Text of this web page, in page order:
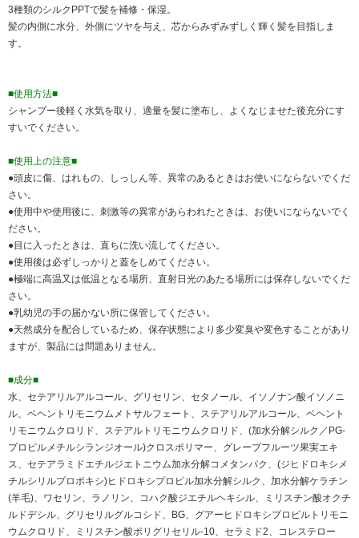
3種類のシルクPPTで髪を補修・保湿。
髪の内側に水分、外側にツヤを与え、芯からみずみずしく輝く髪を目指しま
す。
■使用方法■
シャンプー後軽く水気を取り、適量を髪に塗布し、よくなじませた後充分にす
すいでください。
■使用上の注意■
●頭皮に傷、はれもの、しっしん等、異常のあるときはお使いにならないでくだ
さい。
●使用中や使用後に、刺激等の異常があらわれたときは、お使いにならないでく
ださい。
●目に入ったときは、直ちに洗い流してください。
●使用後は必ずしっかりと蓋をしめてください。
●極端に高温又は低温となる場所、直射日光のあたる場所には保存しないでくだ
さい。
●乳幼児の手の届かない所に保管してください。
●天然成分を配合しているため、保存状態により多少変臭や変色することがあり
ますが、製品には問題ありません。
■成分■
水、セテアリルアルコール、グリセリン、セタノール、イソノナン酸イソノニ
ル、ベヘントリモニウムメトサルフェート、ステアリルアルコール、ベヘント
リモニウムクロリド、ステアルトリモニウムクロリド、(加水分解シルク／PG-
プロピルメチルシランジオール)クロスポリマー、グレープフルーツ果実エキ
ス、セテアラミドエチルジエトニウム加水分解コメタンパク、(ジヒドロキシメ
チルシリルプロポキシ)ヒドロキシプロピル加水分解シルク、加水分解ケラチン
(羊毛)、ワセリン、ラノリン、コハク酸ジエチルヘキシル、ミリスチン酸オクチ
ルドデシル、グリセリルグルコシド、BG、グアーヒドロキシプロピルトリモニ
ウムクロリド、ミリスチン酸ポリグリセリル-10、セラミド2、コレステロー